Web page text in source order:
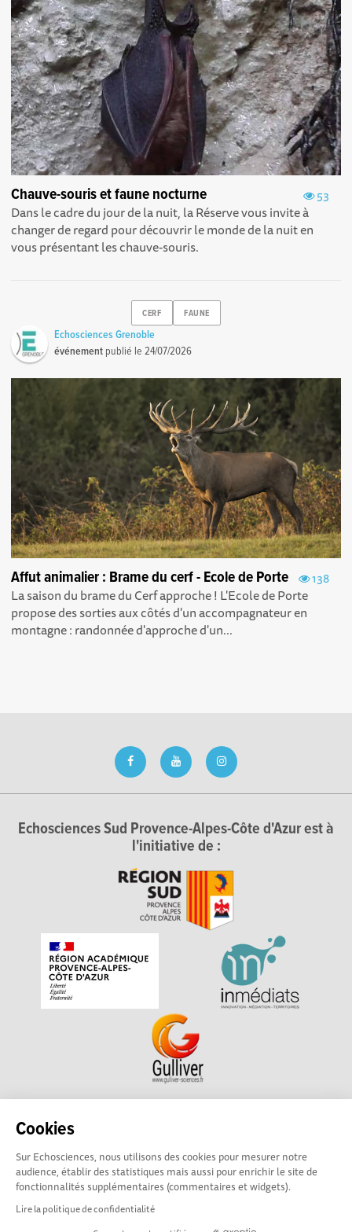
Cookies
Sur Echosciences, nous utilisons des cookies pour mesurer notre
audience, établir des statistiques mais aussi pour enrichir le site de
fonctionnalités supplémentaires (commentaires et widgets).
Lire la politique de confidentialité
53
Chauve-souris et faune nocturne
Dans le cadre du jour de la nuit, la Réserve vous invite à
changer de regard pour découvrir le monde de la nuit en
vous présentant les chauve-souris.
CERF FAUNE
Echosciences Grenoble
événement publié le24/07/2026
138
Affut animalier : Brame du cerf - Ecole de Porte
La saison du brame du Cerf approche ! L'Ecole de Porte
propose des sorties aux côtés d'un accompagnateur en
montagne : randonnée d'approche d'un...
Echosciences Sud Provence-Alpes-Côte d'Azur est à
l'initiative de :
Echosciences Sud Provence-Alpes-Côte d'Azur est à
académique pour la Recherche et l'Innovation Provence-
Alpes-Côte d'Azur. La plateforme est mise en oeuvre pour
vous parGulliver